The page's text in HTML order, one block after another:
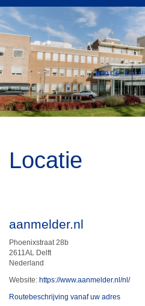
Locatie
aanmelder.nl
Phoenixstraat 28b
2611AL Delft
Nederland
Website: https://www.aanmelder.nl/nl/
Routebeschrijving vanaf uw adres